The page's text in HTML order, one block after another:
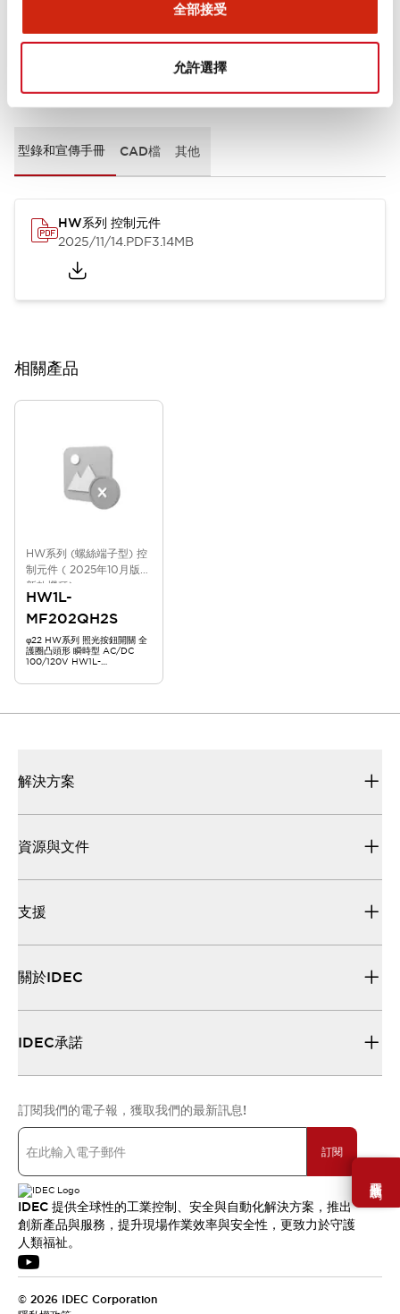
全部接受
允許選擇
需要幫助嗎？
文件和檔案
型錄和宣傳手冊 CAD檔 其他
HW系列 控制元件
2025/11/14.PDF3.14MB
相關產品
HW系列 (螺絲端子型) 控
制元件 ( 2025年10月版
新款機種)
HW1L-
MF202QH2S
φ22 HW系列 照光按鈕開關 全
護圈凸頭形 瞬時型 AC/DC
100/120V HW1L-
解決方案
資源與文件
支援
關於IDEC
IDEC承諾
訂閱我們的電子報，獲取我們的最新訊息!
訂閱
IDEC 提供全球性的工業控制、安全與自動化解決方案，推出
創新產品與服務，提升現場作業效率與安全性，更致力於守護
人類福祉。
© 2026 IDEC Corporation